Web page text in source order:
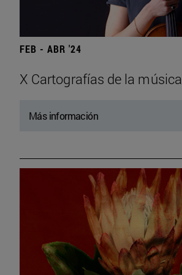
FEB - ABR '24
X Cartografías de la música
Más información